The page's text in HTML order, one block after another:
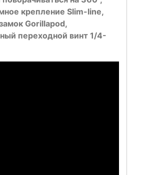
крепление Slim-line,
Gorillapod,
переходной винт 1/4-